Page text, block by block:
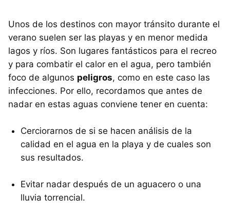
Unos de los destinos con mayor tránsito durante el
verano suelen ser las playas y en menor medida
lagos y ríos. Son lugares fantásticos para el recreo
y para combatir el calor en el agua, pero también
foco de algunos peligros, como en este caso las
infecciones. Por ello, recordamos que antes de
nadar en estas aguas conviene tener en cuenta:
Cerciorarnos de si se hacen análisis de la
calidad en el agua en la playa y de cuales son
sus resultados.
Evitar nadar después de un aguacero o una
lluvia torrencial.